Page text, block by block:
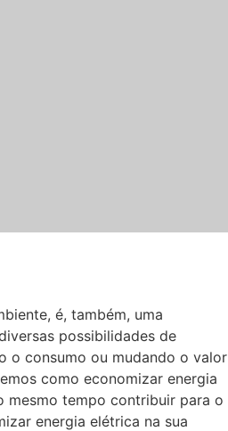
é, também, uma
possibilidades de
o consumo ou mudando o valor
como economizar energia
mesmo tempo contribuir para o
energia elétrica na sua